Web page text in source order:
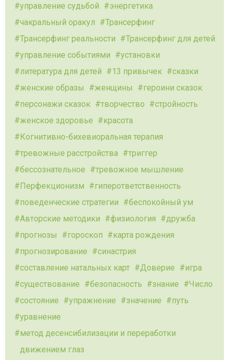
управление судьбой
энергетика
чакральный оракул
Трансерфинг
Трансерфинг реальности
Трансерфинг для детей
управление событиями
установки
литература для детей
13 привычек
сказки
женские образы
женщины
героини сказок
персонажи сказок
творчество
стройность
женское здоровье
красота
Когнитивно-бихевиоральная терапия
тревожные расстройства
триггер
бессознательное
тревожное мышление
Перфекционизм
гиперответственность
поведенческие стратегии
беспокойный ум
Авторские методики
физиология
дружба
прогнозы
гороскоп
карта рождения
прогнозирование
синастрия
составление натальных карт
Доверие
игра
существование
безопасность знание
Число
состояние
упражнение значение
путь
уравнение
метод десенсибилизации и переработки
движением глаз